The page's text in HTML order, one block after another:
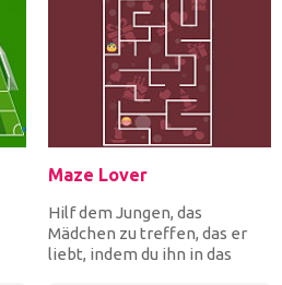
Maze Lover
Hilf dem Jungen, das
Mädchen zu treffen, das er
liebt, indem du ihn in das